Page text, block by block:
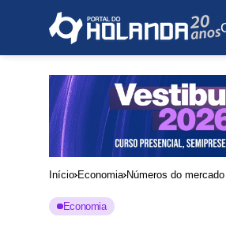
Início Economia Números do
Economia